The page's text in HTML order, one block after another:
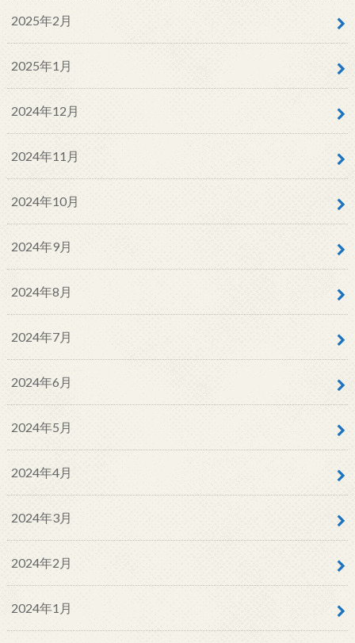
2025年2月
2025年1月
2024年12月
2024年11月
2024年10月
2024年9月
2024年8月
2024年7月
2024年6月
2024年5月
2024年4月
2024年3月
2024年2月
2024年1月